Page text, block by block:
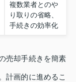
複数業者とのや
り取りの省略、
手続きの効率化
売却手続きを簡素
計画的に進めるこ